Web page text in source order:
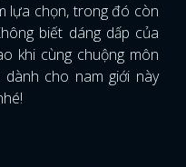
lựa chọn, trong đó còn
biết dáng dấp của
khi cùng chuộng môn
cho nam giới này